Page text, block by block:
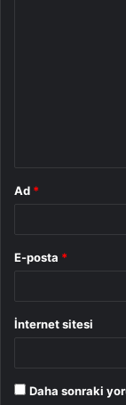
Ad *
E-posta *
İnternet sitesi
Daha sonraki